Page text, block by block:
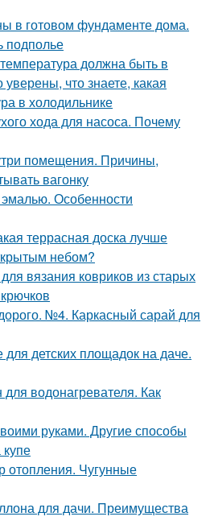
в готовом фундаменте дома.
подполье
должна быть в
что знаете, какая
в холодильнике
хода для насоса. Почему
помещения. Причины,
вагонку
Особенности
террасная доска лучше
небом?
вязания ковриков из старых
№4. Каркасный сарай для
детских площадок на даче.
водонагревателя. Как
руками. Другие способы
отопления. Чугунные
для дачи. Преимущества